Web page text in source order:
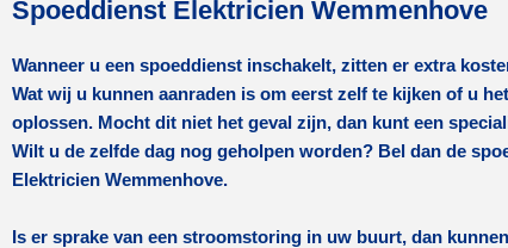
Spoeddienst Elektricien Wemmenhove
Wanneer u een spoeddienst inschakelt, zitten er extra
Wat wij u kunnen aanraden is om eerst zelf te kijken of u
oplossen. Mocht dit niet het geval zijn, dan kunt een
Wilt u de zelfde dag nog geholpen worden? Bel dan de
Elektricien Wemmenhove.
Is er sprake van een stroomstoring in uw buurt, dan